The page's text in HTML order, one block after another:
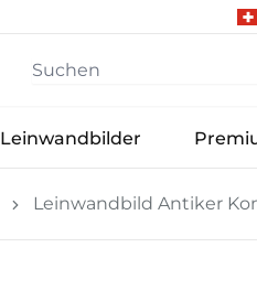
Leinwandbilder
Leinwandbild Antiker